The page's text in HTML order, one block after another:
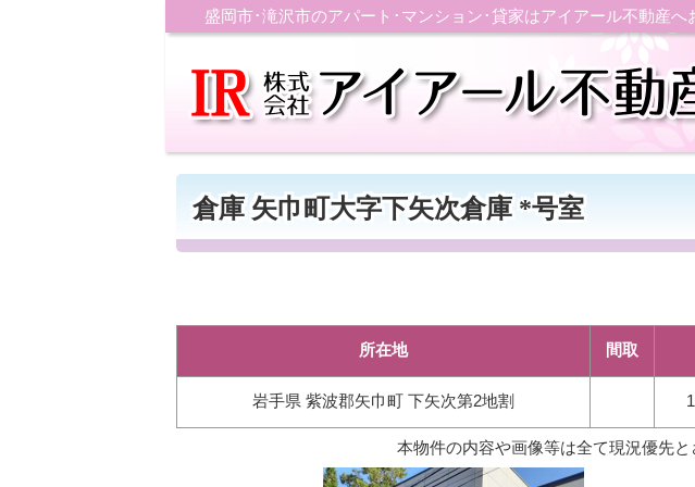
盛岡市･滝沢市のアパート･マンション･貸家はアイアール不動産
倉庫 矢巾町大字下矢次倉庫 *号室
所在地 間取
岩手県 紫波郡矢巾町 下矢次第2地割
本物件の内容や画像等は全て現況優先